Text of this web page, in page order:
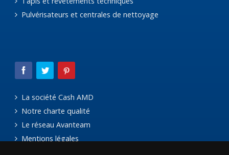
Pulvérisateurs et centrales de nettoyage
La société Cash AMD
Notre charte qualité
Le réseau Avanteam
Mentions légales